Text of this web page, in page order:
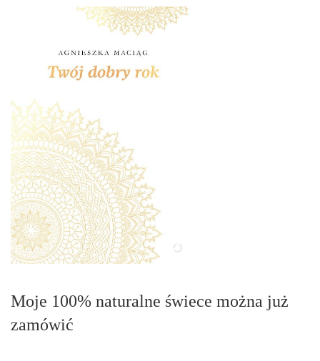
Moje 100% naturalne świece można już
zamówić